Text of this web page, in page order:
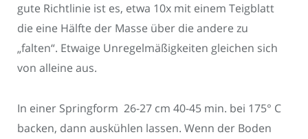
gute Richtlinie ist es, etwa 10x mit einem Teigblatt
die eine Hälfte der Masse über die andere zu
„falten“. Etwaige Unregelmäßigkeiten gleichen sich
von alleine aus.
In einer Springform 26-27 cm 40-45 min. bei 175° C
backen, dann auskühlen lassen. Wenn der Boden